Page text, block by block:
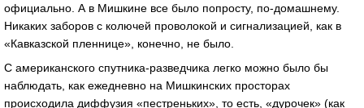
официально. А в Мишкине все было попросту, по-домашнему.
Никаких заборов с колючей проволокой и сигнализацией, как в
«Кавказской пленнице», конечно, не было.
С американского спутника-разведчика легко можно было бы
наблюдать, как ежедневно на Мишкинских просторах
происходила диффузия «пестреньких», то есть, «дурочек» (как